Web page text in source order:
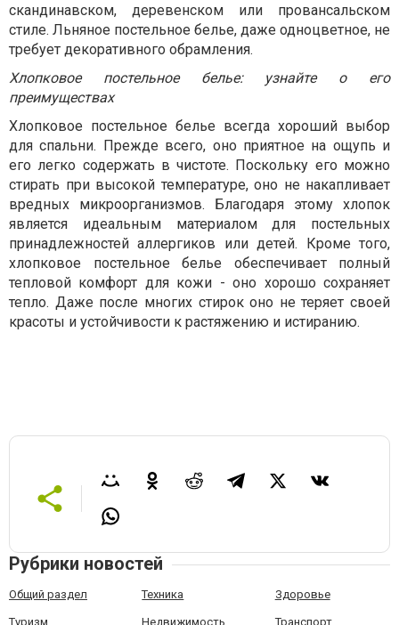
скандинавском, деревенском или провансальском
стиле. Льняное постельное белье, даже одноцветное, не
требует декоративного обрамления.
Хлопковое постельное белье: узнайте о его
преимуществах
Хлопковое постельное белье всегда хороший выбор
для спальни. Прежде всего, оно приятное на ощупь и
его легко содержать в чистоте. Поскольку его можно
стирать при высокой температуре, оно не накапливает
вредных микроорганизмов. Благодаря этому хлопок
является идеальным материалом для постельных
принадлежностей аллергиков или детей. Кроме того,
хлопковое постельное белье обеспечивает полный
тепловой комфорт для кожи - оно хорошо сохраняет
тепло. Даже после многих стирок оно не теряет своей
красоты и устойчивости к растяжению и истиранию.
Рубрики новостей
Общий раздел Техника Здоровье
Туризм Недвижимость Транспорт